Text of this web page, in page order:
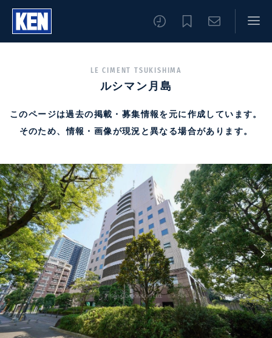
LE CIMENT TSUKISHIMA
ルシマン月島
このページは過去の掲載・募集情報を元に作成しています。
そのため、情報・画像が現況と異なる場合があります。